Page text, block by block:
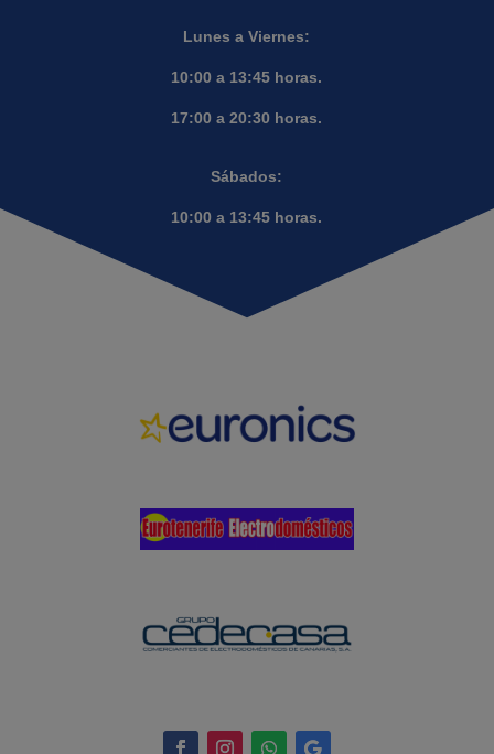
Lunes a Viernes:
10:00 a 13:45 horas.
17:00 a 20:30 horas.
Sábados:
10:00 a 13:45 horas.